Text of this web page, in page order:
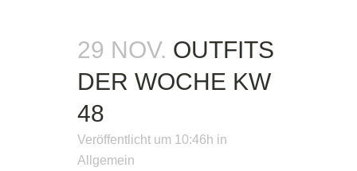
29 NOV. OUTFITS
DER WOCHE KW
48
Veröffentlicht um 10:46h in
Allgemein